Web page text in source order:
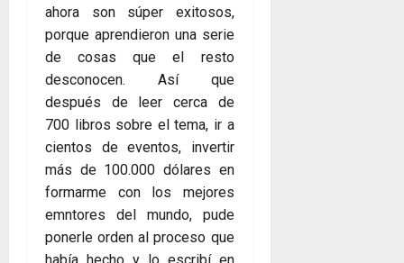
ahora son súper exitosos,
porque aprendieron una serie
de cosas que el resto
desconocen. Así que
después de leer cerca de
700 libros sobre el tema, ir a
cientos de eventos, invertir
más de 100.000 dólares en
formarme con los mejores
emntores del mundo, pude
ponerle orden al proceso que